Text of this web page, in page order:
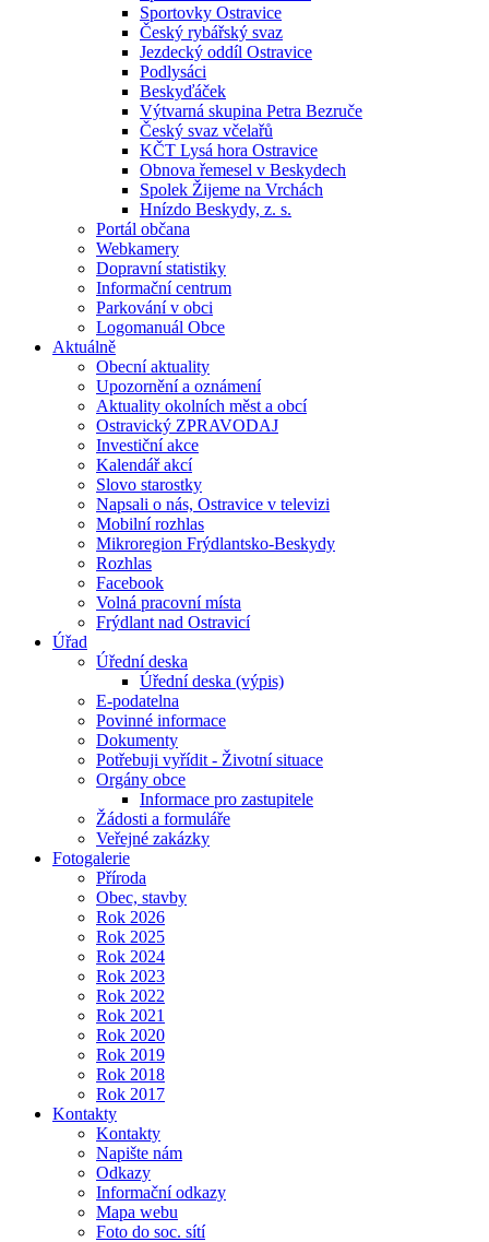
Sportovky Ostravice
Český rybářský svaz
Jezdecký oddíl Ostravice
Podlysáci
Beskyďáček
Výtvarná skupina Petra Bezruče
Český svaz včelařů
KČT Lysá hora Ostravice
Obnova řemesel v Beskydech
Spolek Žijeme na Vrchách
Hnízdo Beskydy, z. s.
Portál občana
Webkamery
Dopravní statistiky
Informační centrum
Parkování v obci
Logomanuál Obce
Aktuálně
Obecní aktuality
Upozornění a oznámení
Aktuality okolních měst a obcí
Ostravický ZPRAVODAJ
Investiční akce
Kalendář akcí
Slovo starostky
Napsali o nás, Ostravice v televizi
Mobilní rozhlas
Mikroregion Frýdlantsko-Beskydy
Rozhlas
Facebook
Volná pracovní místa
Frýdlant nad Ostravicí
Úřad
Úřední deska
Úřední deska (výpis)
E-podatelna
Povinné informace
Dokumenty
Potřebuji vyřídit - Životní situace
Orgány obce
Informace pro zastupitele
Žádosti a formuláře
Veřejné zakázky
Fotogalerie
Příroda
Obec, stavby
Rok 2026
Rok 2025
Rok 2024
Rok 2023
Rok 2022
Rok 2021
Rok 2020
Rok 2019
Rok 2018
Rok 2017
Kontakty
Kontakty
Napište nám
Odkazy
Informační odkazy
Mapa webu
Foto do soc. sítí